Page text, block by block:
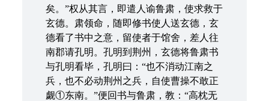
矣。”权从其言，即遣人谕鲁肃，使求救于
玄德。肃领命，随即修书使人送玄德，玄
德看了书中之意，留使者于馆舍，差人往
南郡请孔明。孔明到荆州，玄德将鲁肃书
与孔明看毕，孔明曰：“也不消动江南之
兵，也不必动荆州之兵，自使曹操不敢正
觑①东南。”便回书与鲁肃，教：“高枕无